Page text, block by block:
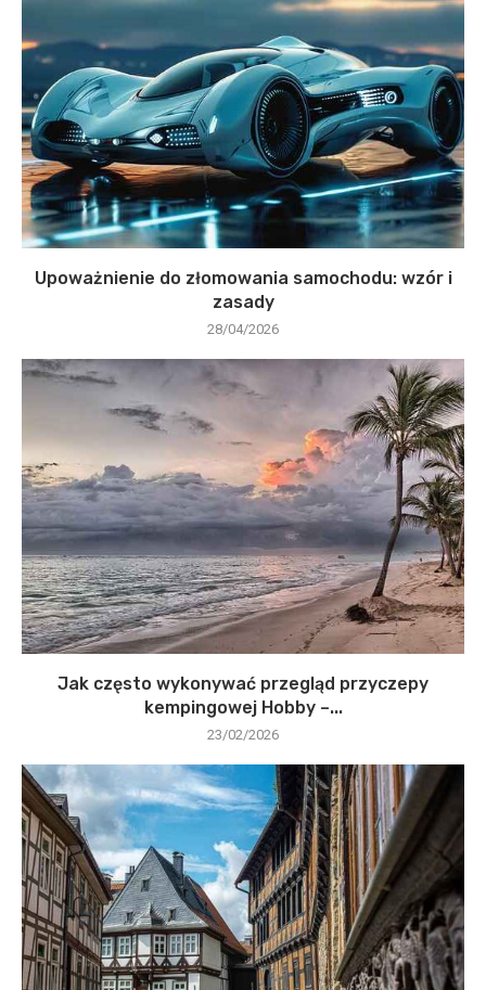
Upoważnienie do złomowania samochodu: wzór i
zasady
28/04/2026
Jak często wykonywać przegląd przyczepy
kempingowej Hobby –...
23/02/2026